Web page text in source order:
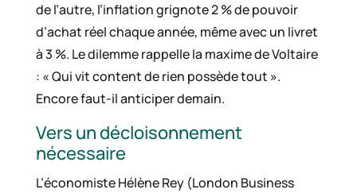
de l’autre, l’inflation grignote 2 % de pouvoir
d’achat réel chaque année, même avec un livret
à 3 %. Le dilemme rappelle la maxime de Voltaire
: « Qui vit content de rien possède tout ».
Encore faut-il anticiper demain.
Vers un décloisonnement
nécessaire
L’économiste Hélène Rey (London Business